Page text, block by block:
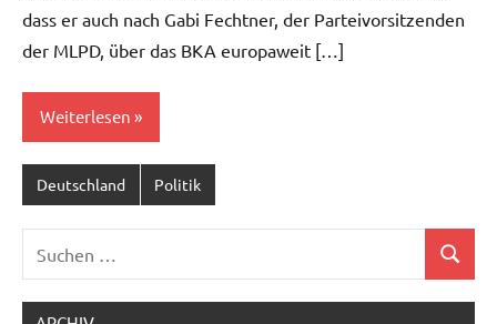
dass er auch nach Gabi Fechtner, der Parteivorsitzenden
der MLPD, über das BKA europaweit […]
Weiterlesen
Deutschland Politik
nach:
Suchen